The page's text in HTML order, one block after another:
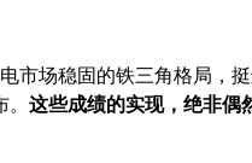
市场稳固的铁三角格局，
这些成绩的实现，绝非偶